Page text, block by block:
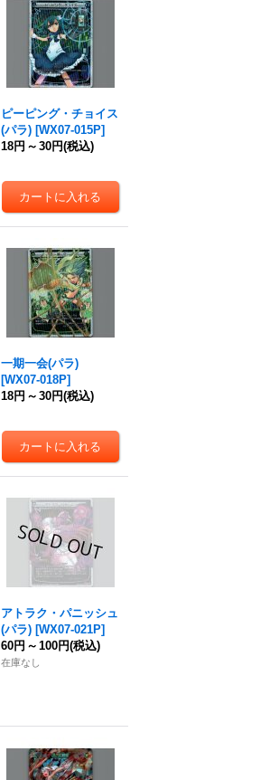
ピーピング・チョイス
(パラ) [WX07-015P]
18円 ～ 30円(税込)
一期一会(パラ)
[WX07-018P]
18円 ～ 30円(税込)
アトラク・パニッシュ
(パラ) [WX07-021P]
60円 ～ 100円(税込)
在庫なし